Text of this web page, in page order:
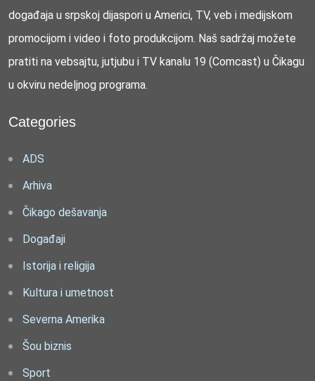
događaja u srpskoj dijaspori u Americi, TV, veb i medijskom
promocijom i video i foto produkcijom. Naš sadržaj možete
pratiti na vebsajtu, jutjubu i TV kanalu 19 (Comcast) u Čikagu
u okviru nedeljnog programa.
Categories
ADS
Arhiva
Čikago dešavanja
Događaji
Istorija i religija
Kultura i umetnost
Severna Amerika
Šou biznis
Sport